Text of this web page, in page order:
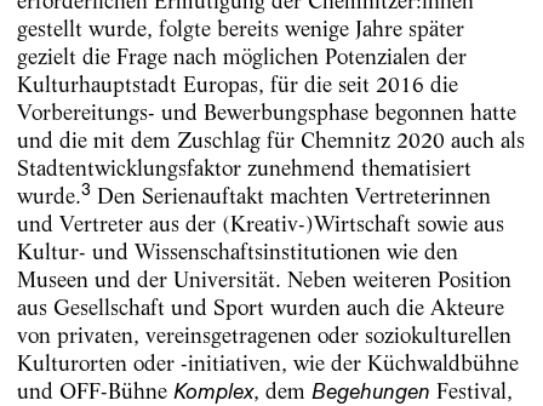
gestellt wurde, folgte bereits wenige Jahre später
gezielt die Frage nach möglichen Potenzialen der
Kulturhauptstadt Europas, für die seit 2016 die
Vorbereitungs- und Bewerbungsphase begonnen hatte
und die mit dem Zuschlag für Chemnitz 2020 auch als
Stadtentwicklungsfaktor zunehmend thematisiert
wurde.3 Den Serienauftakt machten Vertreterinnen
und Vertreter aus der (Kreativ-)Wirtschaft sowie aus
Kultur- und Wissenschaftsinstitutionen wie den
Museen und der Universität. Neben weiteren Position
aus Gesellschaft und Sport wurden auch die Akteure
von privaten, vereinsgetragenen oder soziokulturellen
Kulturorten oder -initiativen, wie der Küchwaldbühne
und OFF-Bühne Komplex, dem Begehungen Festival,